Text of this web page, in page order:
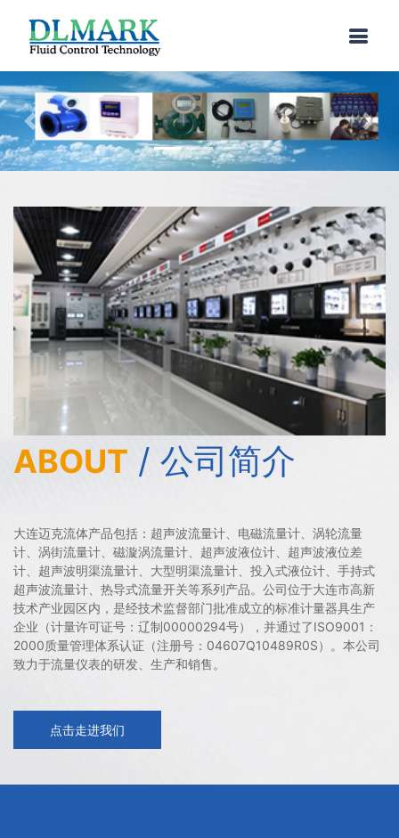
上一个 下一
ABOUT / 公司简介
大连迈克流体产品包括：超声波流量计、电磁流量计、涡轮流量
计、涡街流量计、磁漩涡流量计、超声波液位计、超声波液位差
计、超声波明渠流量计、大型明渠流量计、投入式液位计、手持式
超声波流量计、热导式流量开关等系列产品。公司位于大连市高新
技术产业园区内，是经技术监督部门批准成立的标准计量器具生产
企业（计量许可证号：辽制00000294号），并通过了ISO9001：
2000质量管理体系认证（注册号：04607Q10489R0S）。本公司
致力于流量仪表的研发、生产和销售。
点击走进我们